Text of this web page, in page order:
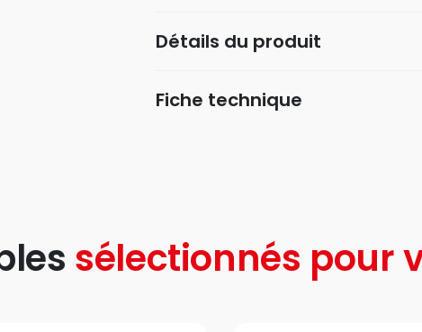
Détails du produit
Fiche technique
sélectionnés pour